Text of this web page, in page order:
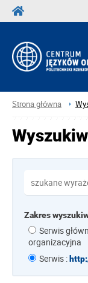
Strona główna
Zakres
Serwis
organizacyjna
Serwis :